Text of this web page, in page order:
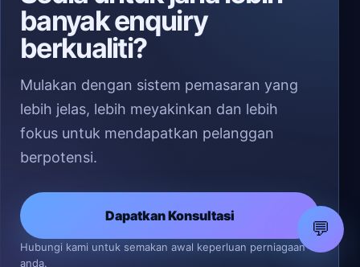
banyak enquiry
berkualiti?
Mulakan dengan sistem pemasaran yang
lebih jelas, lebih meyakinkan dan lebih
fokus untuk mendapatkan pelanggan
berpotensi.
Dapatkan Konsultasi
Hubungi kami untuk semakan awal keperluan perniagaan
anda.
💬